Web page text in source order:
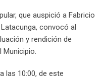
que auspició a Fabricio
convocó al
y rendición de
Municipio.
las 10:00, de este